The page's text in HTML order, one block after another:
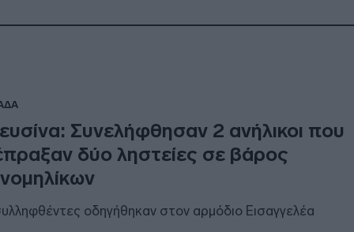
Συνελήφθησαν 2 ανήλικοι που
δύο ληστείες σε βάρος
οδηγήθηκαν στον αρμόδιο Εισαγγελέα